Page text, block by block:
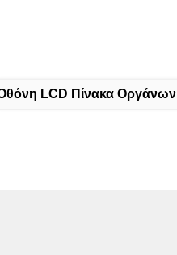
LCD Πίνακα Οργάνων